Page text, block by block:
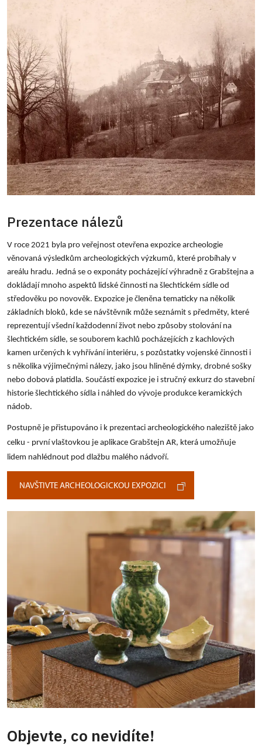
Prezentace nálezů
V roce 2021 byla pro veřejnost otevřena expozice archeologie
věnovaná výsledkům archeologických výzkumů, které probíhaly v
areálu hradu. Jedná se o exponáty pocházející výhradně z Grabštejna a
dokládají mnoho aspektů lidské činnosti na šlechtickém sídle od
středověku po novověk. Expozice je členěna tematicky na několik
základních bloků, kde se návštěvník může seznámit s předměty, které
reprezentují všední každodenní život nebo způsoby stolování na
šlechtickém sídle, se souborem kachlů pocházejících z kachlových
kamen určených k vyhřívání interiéru, s pozůstatky vojenské činnosti i
s několika výjimečnými nálezy, jako jsou hliněné dýmky, drobné sošky
nebo dobová platidla. Součástí expozice je i stručný exkurz do stavební
historie šlechtického sídla i náhled do vývoje produkce keramických
nádob.
Postupně je přistupováno i k prezentaci archeologického naleziště jako
celku - první vlaštovkou je aplikace Grabštejn AR, která umožňuje
lidem nahlédnout pod dlažbu malého nádvoří.
NAVŠTIVTE ARCHEOLOGICKOU EXPOZICI
Objevte, co nevidíte!